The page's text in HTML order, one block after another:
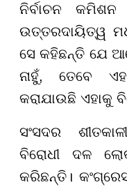
ନିର୍ବାଚନ
ଉତ୍ତରଦାୟିତ୍ୱ
ସେ କହିଛନ୍ତି ଯେ
ନାହୁଁ, ତେବେ
କରାଯାଉଛି ଏହାକୁ
ସଂସଦର
ବିରୋଧୀ ଦଳ
କରିଛନ୍ତି।